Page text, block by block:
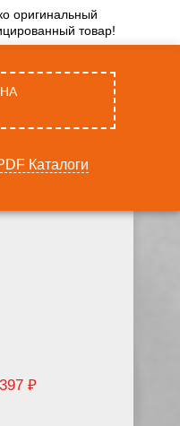
оригинальный
товар!
Каталоги
₽